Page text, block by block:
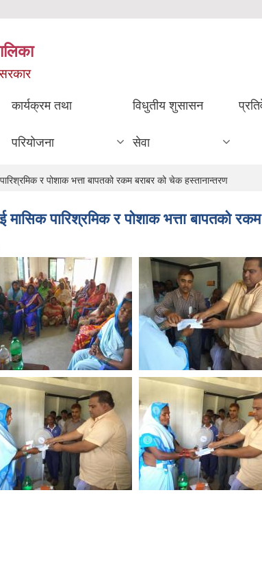
कार्यक्रम तथा
परियोजना
विधुतीय शुसासन
सेवा
र पोशाक भत्ता बापतको रकम बराबर को चेक हस्तानान्तरण
मासिक पारिश्रमिक र पोशाक भत्ता बापतको